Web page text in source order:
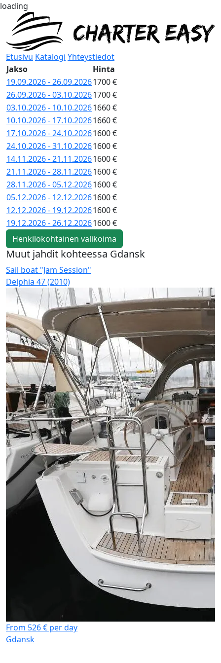
loading
Etusivu Katalogi Yhteystiedot
Jakso
Hinta
19.09.2026 - 26.09.20261700 €
26.09.2026 - 03.10.20261700 €
03.10.2026 - 10.10.20261660 €
10.10.2026 - 17.10.20261660 €
17.10.2026 - 24.10.20261600 €
24.10.2026 - 31.10.20261600 €
14.11.2026 - 21.11.20261600 €
21.11.2026 - 28.11.20261600 €
28.11.2026 - 05.12.20261600 €
05.12.2026 - 12.12.20261600 €
12.12.2026 - 19.12.20261600 €
19.12.2026 - 26.12.20261600 €
Henkilökohtainen valikoima
Muut jahdit kohteessa Gdansk
Sail boat "Jam Session"
Delphia 47 (2010)
From 526 € per day
Gdansk